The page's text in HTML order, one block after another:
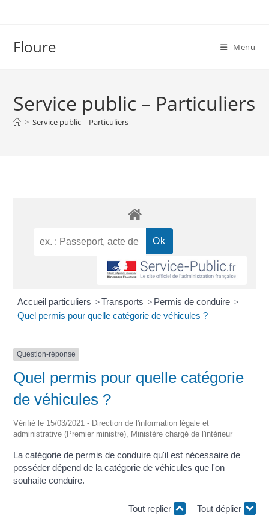
Floure Menu
Service public – Particuliers
> Service public – Particuliers
Accueil particuliers >Transports > Permis de conduire >
Quel permis pour quelle catégorie de véhicules ?
Question-réponse
Quel permis pour quelle catégorie
de véhicules ?
Vérifié le 15/03/2021 - Direction de l'information légale et
administrative (Premier ministre), Ministère chargé de l'intérieur
La catégorie de permis de conduire qu'il est nécessaire de
posséder dépend de la catégorie de véhicules que l'on
souhaite conduire.
Tout replier Tout déplier